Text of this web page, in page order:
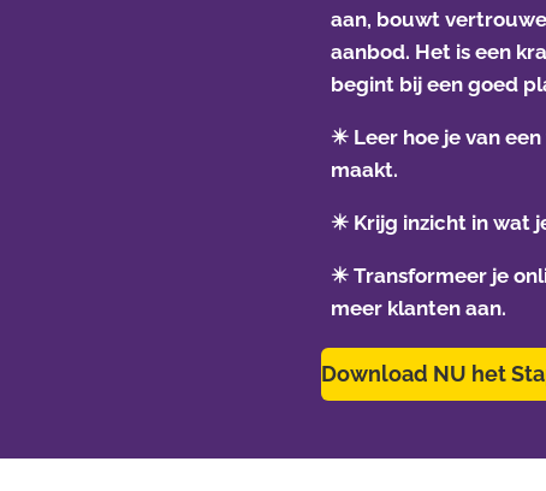
aan, bouwt
aanbod. Het is een
begint bij een goed
✴️ Leer hoe je van
maakt.
✴️ Krijg inzicht in wat
✴️ Transformeer je
meer klanten aan.
Download NU het